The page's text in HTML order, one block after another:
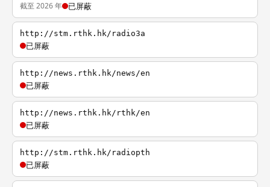
截至 2026 年 已屏蔽
http://stm.rthk.hk/radio3a
已屏蔽
http://news.rthk.hk/news/en
已屏蔽
http://news.rthk.hk/rthk/en
已屏蔽
http://stm.rthk.hk/radiopth
已屏蔽